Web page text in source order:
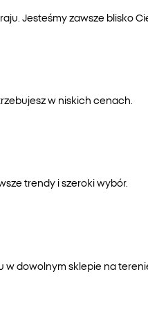
Jesteśmy zawsze blisko
w niskich cenach.
trendy i szeroki wybór.
dowolnym sklepie na